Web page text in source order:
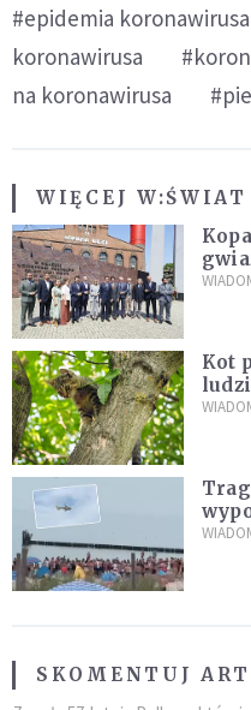
#epidemia koronawirusa
koronawirusa
na koronawirusa
WIĘCEJ W:ŚWIAT
Kot
SKOMENTUJ